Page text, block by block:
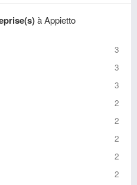
à Appietto
3
3
3
2
2
2
2
2